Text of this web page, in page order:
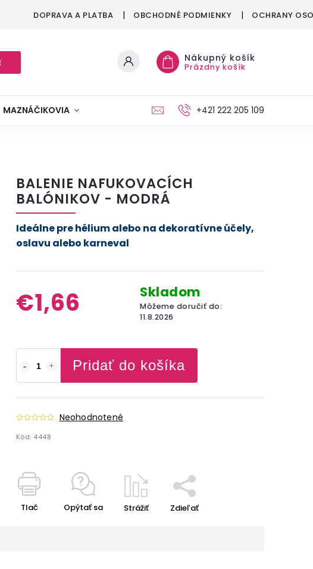
DOPRAVA A PLATBA OBCHODNÉ PODMIENKY OCHRANY
Nákupný košík
Prázdny košík
MAZNÁČIKOVIA MAŠKRTENIE PÁRTY MÓDA
+421 222 205 109
BALENIE NAFUKOVACÍCH
BALÓNIKOV - MODRÁ
€1,66 Skladom
Môžeme doručiť do:
11.8.2026
Pridať do košíka
Neohodnotené
Kód: 4448
Ideálne pre hélium alebo na dekoratívne účely,
oslavu alebo karneval
Tlač Opýtať sa Strážiť Zdieľať